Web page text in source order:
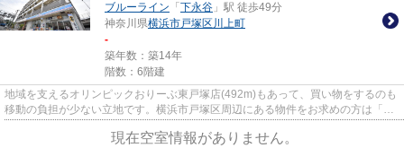
ブルーライン 「 下永谷 」駅 徒歩49分
神奈川県横浜市戸塚区 川上町
-
築年数：築14年
階数：6階建
地域を支えるオリンピックおりーぶ東戸塚店(492m)もあって、買い物をするのも
移動の負担が少ない立地です。横浜市戸塚区周辺にある物件をお求めの方は「ル
現在空室情報がありません。